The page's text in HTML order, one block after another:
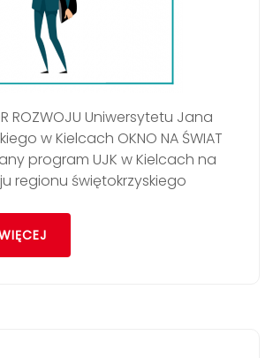
ROZWOJU Uniwersytetu Jana
w Kielcach OKNO NA ŚWIAT
program UJK w Kielcach na
regionu świętokrzyskiego